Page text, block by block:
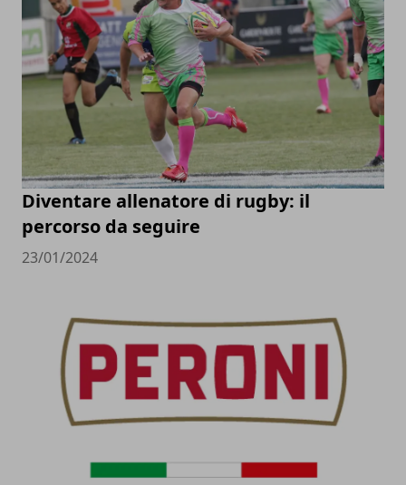
Diventare allenatore di rugby: il
percorso da seguire
23/01/2024